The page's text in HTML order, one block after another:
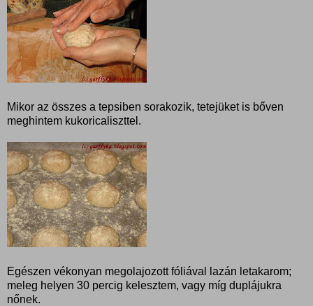
Mikor az összes a tepsiben sorakozik, tetejüket is bőven
meghintem kukoricaliszttel.
Egészen vékonyan megolajozott fóliával lazán letakarom;
meleg helyen 30 percig kelesztem, vagy míg duplájukra
nőnek.